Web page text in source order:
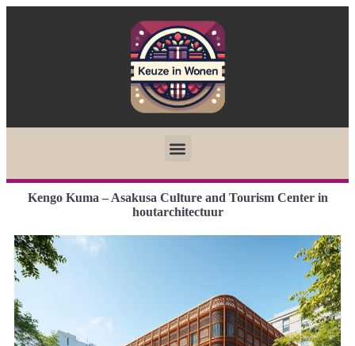
Kengo Kuma – Asakusa Culture and Tourism Center in
houtarchitectuur